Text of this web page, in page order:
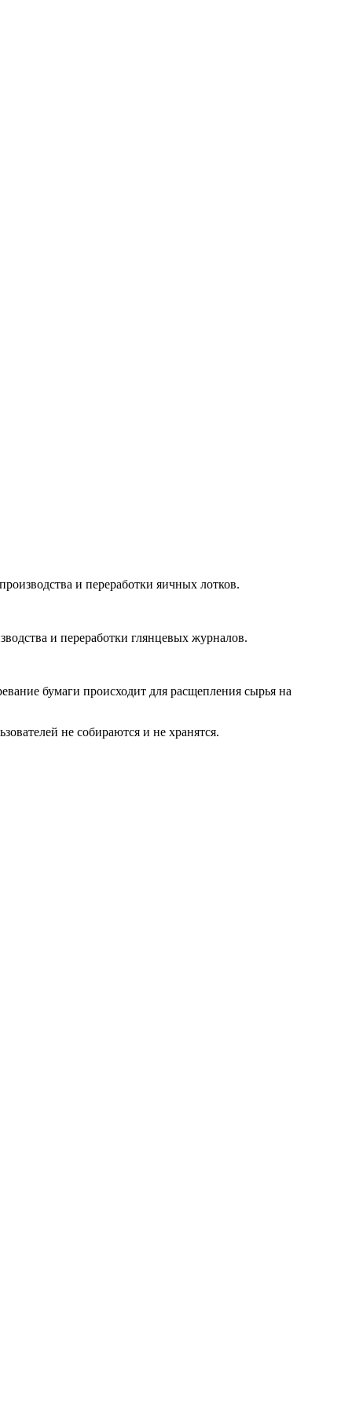
и переработки яичных лотков.
и переработки глянцевых журналов.
бумаги происходит для расщепления сырья на
не собираются и не хранятся.